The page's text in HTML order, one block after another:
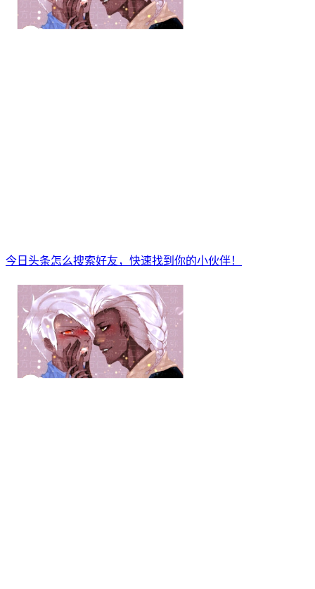
今日头条怎么搜索好友，快速找到你的小伙伴！